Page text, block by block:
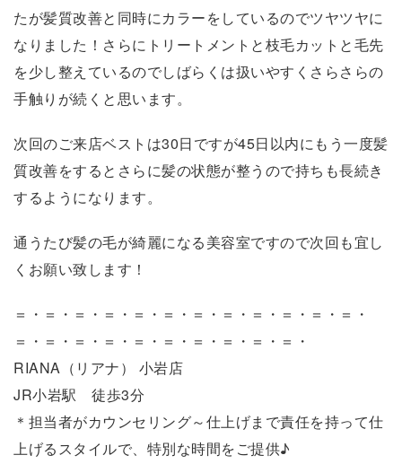
たが髪質改善と同時にカラーをしているのでツヤツヤに
なりました！さらにトリートメントと枝毛カットと毛先
を少し整えているのでしばらくは扱いやすくさらさらの
手触りが続くと思います。
次回のご来店ベストは30日ですが45日以内にもう一度髪
質改善をするとさらに髪の状態が整うので持ちも長続き
するようになります。
通うたび髪の毛が綺麗になる美容室ですので次回も宜し
くお願い致します！
＝・＝・＝・＝・＝・＝・＝・＝・＝・＝・＝・＝・
＝・＝・＝・＝・＝・＝・＝・＝・＝・＝・
RIANA（リアナ） 小岩店
JR小岩駅 徒歩3分
＊担当者がカウンセリング～仕上げまで責任を持って仕
上げるスタイルで、特別な時間をご提供♪